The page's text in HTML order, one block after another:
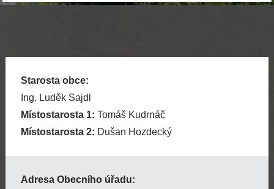
Starosta obce:
Ing. Luděk Sajdl
Místostarosta 1: Tomáš Kudrnáč
Místostarosta 2: Dušan Hozdecký
Adresa Obecního úřadu: